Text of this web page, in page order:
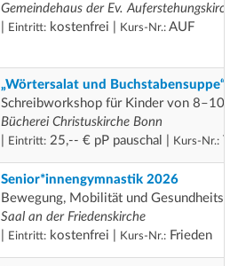
Gemeindehaus der Ev. Auferstehungskirche
Eintritt: kostenfrei | Kurs-Nr.: AUF
„Wörtersalat und Buchstabensuppe“
Schreibworkshop für Kinder von 8–10
Bücherei Christuskirche Bonn
Eintritt: 25,-- € pP pauschal | Kurs-Nr.:
Senior*innengymnastik 2026
Bewegung, Mobilität und
Saal an der Friedenskirche
Eintritt: kostenfrei | Kurs-Nr.: Frieden